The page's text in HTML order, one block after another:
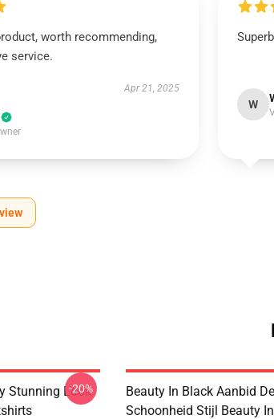
worth recommending,
service.
Apr 21, 2025
W
Stunning Look
-20%
Beauty In Black Aanbid
Schoonheid Stijl Beauty